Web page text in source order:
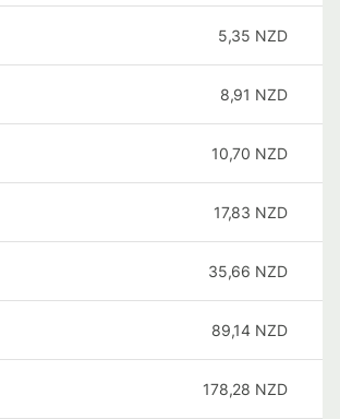
5,35 NZD
8,91 NZD
10,70 NZD
17,83 NZD
35,66 NZD
89,14 NZD
178,28 NZD